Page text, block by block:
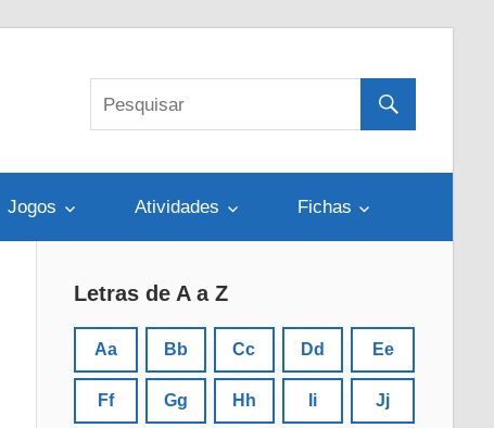
Jogos Atividades Fichas
Letras de A a Z
Aa Bb Cc Dd Ee
Ff Gg Hh Ii Jj